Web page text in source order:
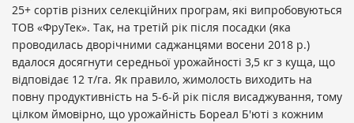
25+ сортів різних селекційних програм, які випробовуються
ТОВ «ФруТек». Так, на третій рік після посадки (яка
проводилась дворічними саджанцями восени 2018 р.)
вдалося досягнути середньої урожайності 3,5 кг з куща, що
відповідає 12 т/га. Як правило, жимолость виходить на
повну продуктивність на 5-6-й рік після висаджування, тому
цілком ймовірно, що урожайність Бореал Б'юті з кожним